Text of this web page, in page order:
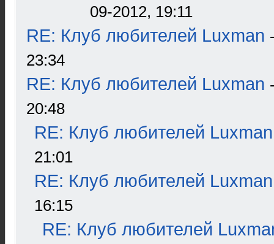
09-2012, 19:11
RE: Клуб любителей Luxman
23:34
RE: Клуб любителей Luxman
20:48
RE: Клуб любителей Luxman
21:01
RE: Клуб любителей Luxman
16:15
RE: Клуб любителей